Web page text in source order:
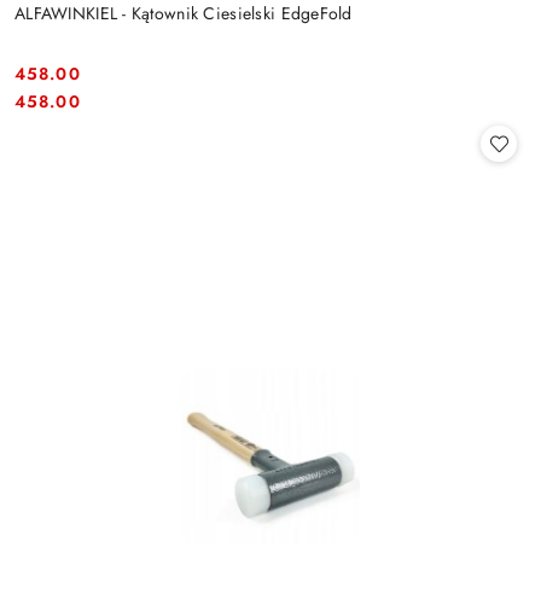
ALFAWINKIEL - Kątownik Ciesielski EdgeFold
Cena:
458.00
Cena:
458.00